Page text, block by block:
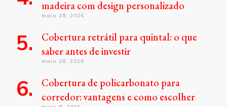
madeira com design personalizado
maio 28, 2026
Cobertura retrátil para quintal: o que
saber antes de investir
maio 28, 2026
Cobertura de policarbonato para
corredor: vantagens e como escolher